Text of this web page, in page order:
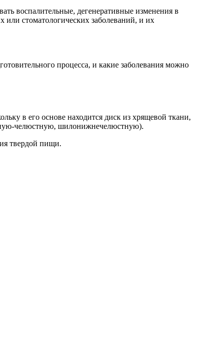
воспалительные, дегенеративные изменения в
или стоматологических заболеваний, и их
процесса, и какие заболевания можно
в его основе находится диск из хрящевой ткани,
челюстную, шилонижнечелюстную).
твердой пищи.